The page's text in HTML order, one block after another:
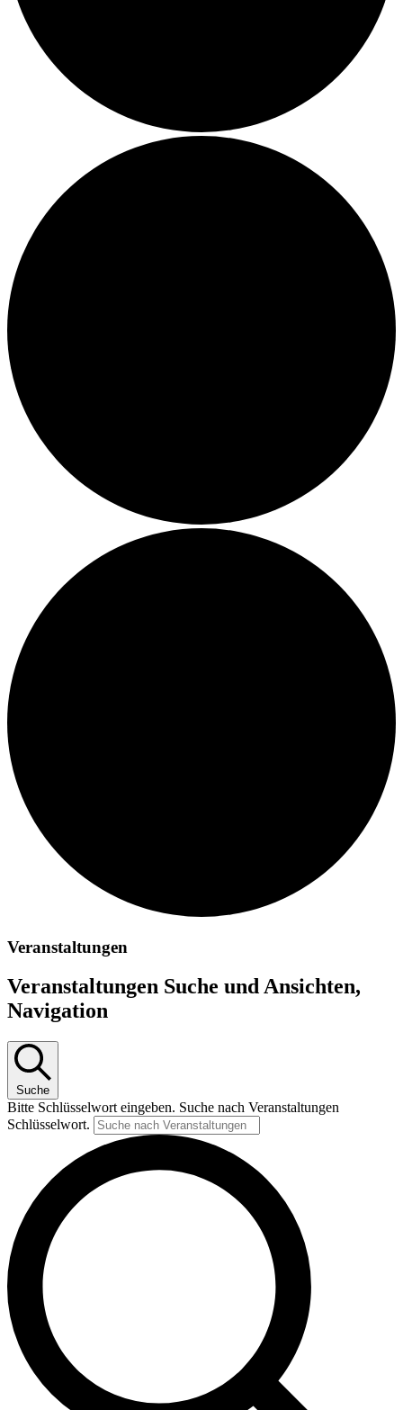
Veranstaltungen
Veranstaltungen Suche und Ansichten,
Navigation
Suche
Bitte Schlüsselwort eingeben. Suche nach Veranstaltungen
Schlüsselwort.